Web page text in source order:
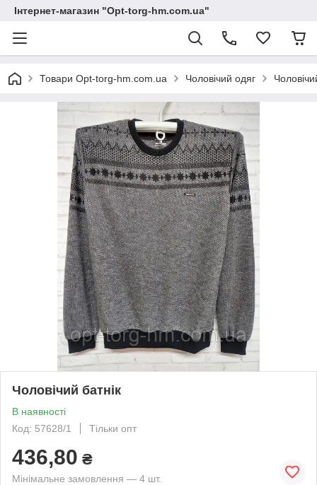
Інтернет-магазин "Opt-torg-hm.com.ua"
Товари Opt-torg-hm.com.ua Чоловічий одяг
Чоловічий батнік
В наявності
Код: 57628/1
Тільки опт
436,80 ₴
Мінімальне замовлення — 4 шт.